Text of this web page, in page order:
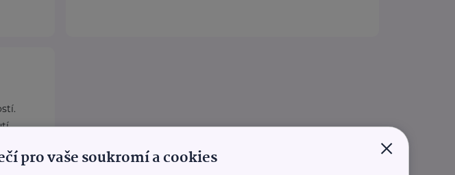
×
pro vaše soukromí a cookies